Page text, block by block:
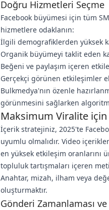
Doğru Hizmetleri Seçme
Facebook büyümesi için tüm
hizmetlere odaklanın:
İlgili demografiklerden yüksek
Organik büyümeyi taklit eden
Beğeni ve paylaşım içeren
Gerçekçi görünen etkileşimler
Bulkmedya'nın özenle
görünmesini sağlarken
Maksimum Viralite
İçerik stratejiniz, 2025'te
uyumlu olmalıdır. Video
en yüksek etkileşim oranlarını
topluluk tartışmaları içeren
Anahtar, mizah, ilham veya
oluşturmaktır.
Gönderi Zamanlaması